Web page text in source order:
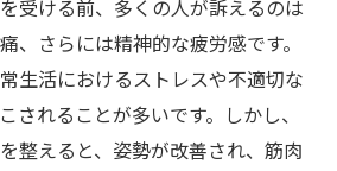
受ける前、多くの人が訴えるのは
、さらには精神的な疲労感です。
生活におけるストレスや不適切な
されることが多いです。しかし、
整えると、姿勢が改善され、筋肉